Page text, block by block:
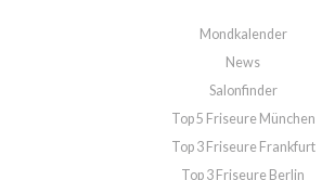
Mondkalender
News
Salonfinder
Top 5 Friseure München
Top 3 Friseure Frankfurt
Top 3 Friseure Berlin